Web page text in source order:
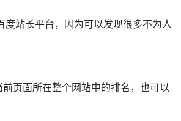
度站长平台，因为可以发现很多不为人
页面所在整个网站中的排名，也可以